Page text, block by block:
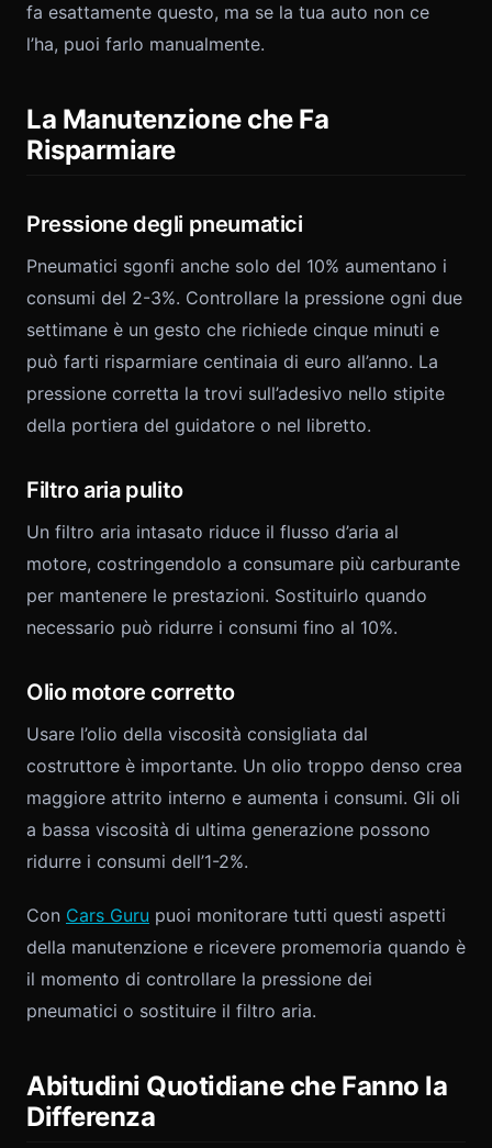
fa esattamente questo, ma se la tua auto non ce
l’ha, puoi farlo manualmente.
La Manutenzione che Fa
Risparmiare
Pressione degli pneumatici
Pneumatici sgonfi anche solo del 10% aumentano i
consumi del 2-3%. Controllare la pressione ogni due
settimane è un gesto che richiede cinque minuti e
può farti risparmiare centinaia di euro all’anno. La
pressione corretta la trovi sull’adesivo nello stipite
della portiera del guidatore o nel libretto.
Filtro aria pulito
Un filtro aria intasato riduce il flusso d’aria al
motore, costringendolo a consumare più carburante
per mantenere le prestazioni. Sostituirlo quando
necessario può ridurre i consumi fino al 10%.
Olio motore corretto
Usare l’olio della viscosità consigliata dal
costruttore è importante. Un olio troppo denso crea
maggiore attrito interno e aumenta i consumi. Gli oli
a bassa viscosità di ultima generazione possono
ridurre i consumi dell’1-2%.
Con Cars Guru puoi monitorare tutti questi aspetti
della manutenzione e ricevere promemoria quando è
il momento di controllare la pressione dei
pneumatici o sostituire il filtro aria.
Abitudini Quotidiane che Fanno la
Differenza